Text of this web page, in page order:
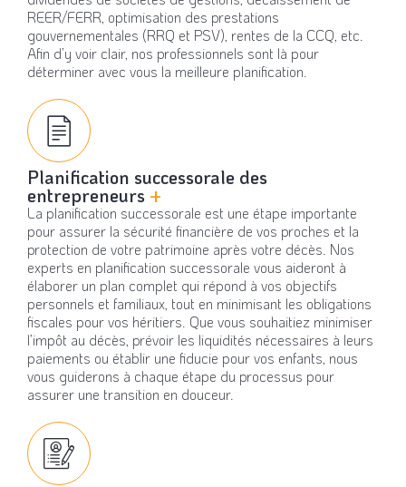
REER/FERR, optimisation des prestations
gouvernementales (RRQ et PSV), rentes de la CCQ, etc.
Afin d’y voir clair, nos professionnels sont là pour
déterminer avec vous la meilleure planification.
Planification successorale des
entrepreneurs +
La planification successorale est une étape importante
pour assurer la sécurité financière de vos proches et la
protection de votre patrimoine après votre décès. Nos
experts en planification successorale vous aideront à
élaborer un plan complet qui répond à vos objectifs
personnels et familiaux, tout en minimisant les obligations
fiscales pour vos héritiers. Que vous souhaitiez minimiser
l’impôt au décès, prévoir les liquidités nécessaires à leurs
paiements ou établir une fiducie pour vos enfants, nous
vous guiderons à chaque étape du processus pour
assurer une transition en douceur.